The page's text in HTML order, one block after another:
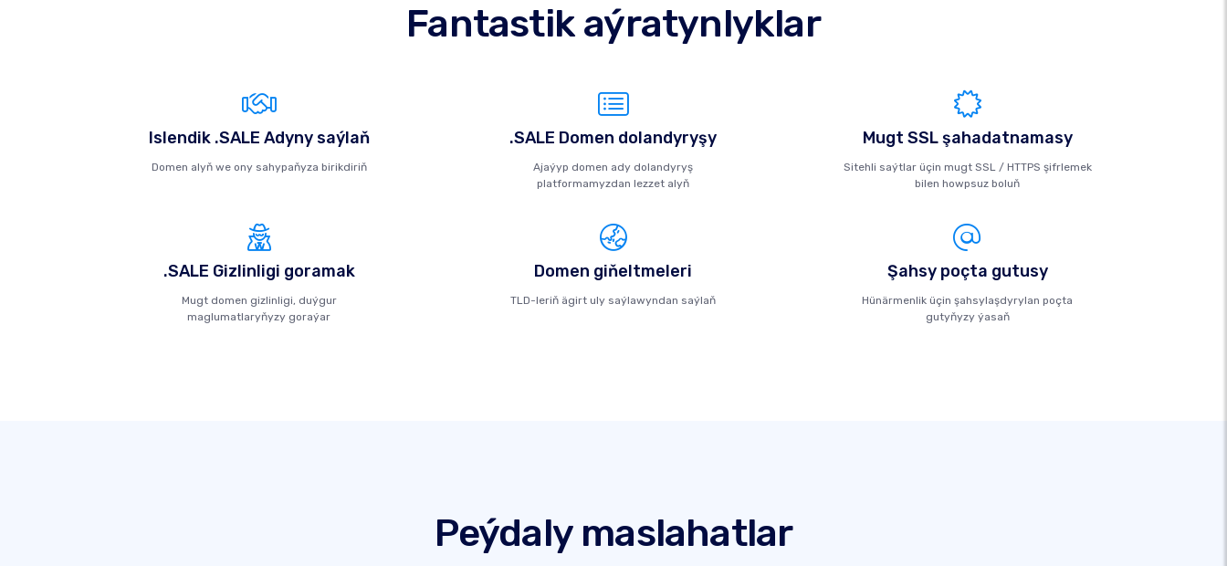
Fantastik aýratynlyklar
Islendik .SALE Adyny saýlaň
Domen alyň we ony sahypaňyza birikdiriň
.SALE Domen dolandyryşy
Ajaýyp domen ady dolandyryş
platformamyzdan lezzet alyň
Mugt SSL şahadatnamasy
Sitehli saýtlar üçin mugt SSL / HTTPS şifrlemek
bilen howpsuz boluň
.SALE Gizlinligi goramak
Mugt domen gizlinligi, duýgur
maglumatlaryňyzy goraýar
Domen giňeltmeleri
TLD-leriň ägirt uly saýlawyndan saýlaň
Şahsy poçta gutusy
Hünärmenlik üçin şahsylaşdyrylan poçta
gutyňyzy ýasaň
Peýdaly maslahatlar